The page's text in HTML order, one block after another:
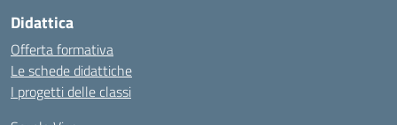
Didattica
Offerta formativa
Le schede didattiche
I progetti delle classi